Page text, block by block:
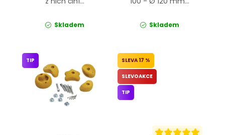
Skladem Skladem
TIP 17 %
SLEVOAKCE
TIP